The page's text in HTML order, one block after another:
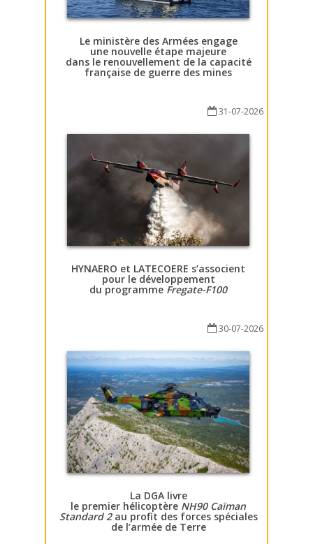
Le ministère des Armées engage
une nouvelle étape majeure
dans le renouvellement de la capacité
française de guerre des mines
31-07-2026
HYNAERO et LATECOERE s’associent
pour le développement
du programme Fregate-F100
30-07-2026
La DGA livre
le premier hélicoptère NH90 Caïman
Standard 2au profit des forces spéciales
de l’armée de Terre